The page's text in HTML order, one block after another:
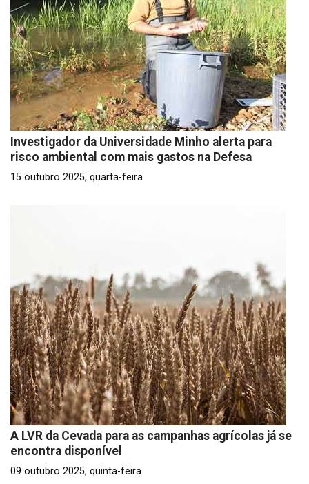
Investigador da Universidade Minho alerta para
risco ambiental com mais gastos na Defesa
15 outubro 2025, quarta-feira
A LVR da Cevada para as campanhas agrícolas já se
encontra disponível
09 outubro 2025, quinta-feira